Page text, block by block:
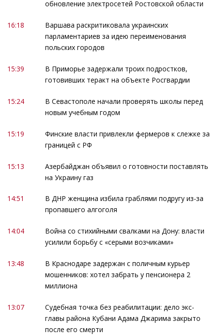
обновление электросетей Ростовской области
16:18
Варшава раскритиковала украинских
парламентариев за идею переименования
польских городов
15:39
В Приморье задержали троих подростков,
готовивших теракт на объекте Росгвардии
15:24
В Севастополе начали проверять школы перед
новым учебным годом
15:19
Финские власти привлекли фермеров к слежке за
границей с РФ
15:13
Азербайджан объявил о готовности поставлять
на Украину газ
14:51
В ДНР женщина избила граблями подругу из-за
пропавшего алгоголя
14:04
Война со стихийными свалками на Дону: власти
усилили борьбу с «серыми возчиками»
13:48
В Краснодаре задержан с поличным курьер
мошенников: хотел забрать у пенсионера 2
миллиона
13:07
Судебная точка без реабилитации: дело экс-
главы района Кубани Адама Джарима закрыто
после его смерти